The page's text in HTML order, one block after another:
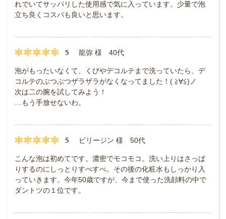
れでいてサッパリした使用感で気に入っています。少量で泡
立ち良くコスパも良いと思います。
5 龍弥 様 40代
泡がもったいなくて、くびやデコルテまで洗っていたら、デ
コルテのぶつぶつザラザラがなくなってました！( ≧∀≦)ノ
次は二の腕を試してみよう！
…もう手放せないわ。
5 ビリージン 様 50代
こんな泡は初めてです。濃密でモコモコ。洗い上りはさっぱ
りするのにしっとりすべすべ。その後の化粧水もしっかり入
っていきます。今年50歳ですが、今まで使った洗顔料の中で
ダントツの１位です。